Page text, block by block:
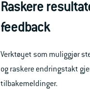
Raskere
feedback
Verktøyet som muliggjør
og raskere endringstakt
tilbakemeldinger.